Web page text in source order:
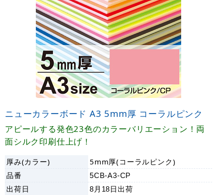
ニューカラーボード A3 5mm厚 コーラルピンク
アピールする発色23色のカラーバリエーション！両
面シルク印刷仕上げ！
厚み(カラー)
5mm厚(コーラルピンク)
品番
5CB-A3-CP
出荷日 8月18日 出荷